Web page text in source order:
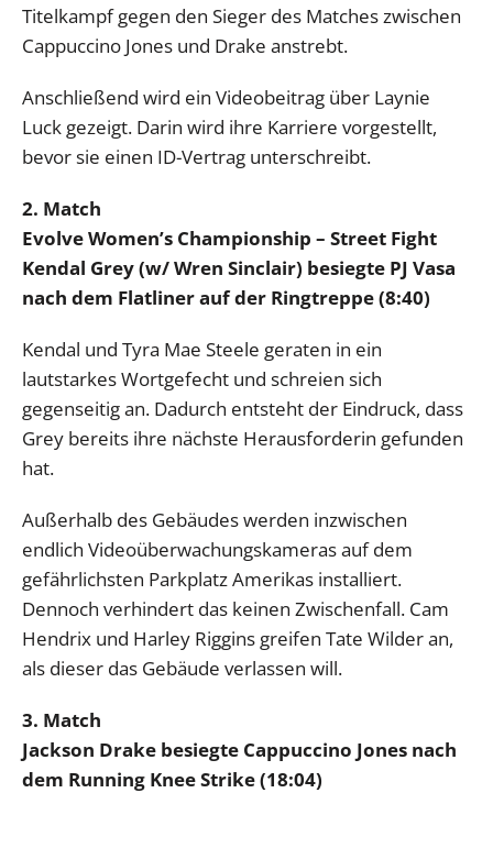
Titelkampf gegen den Sieger des Matches zwischen
Cappuccino Jones und Drake anstrebt.
Anschließend wird ein Videobeitrag über Laynie
Luck gezeigt. Darin wird ihre Karriere vorgestellt,
bevor sie einen ID-Vertrag unterschreibt.
2. Match
Evolve Women’s Championship – Street Fight
Kendal Grey (w/ Wren Sinclair) besiegte PJ Vasa
nach dem Flatliner auf der Ringtreppe (8:40)
Kendal und Tyra Mae Steele geraten in ein
lautstarkes Wortgefecht und schreien sich
gegenseitig an. Dadurch entsteht der Eindruck, dass
Grey bereits ihre nächste Herausforderin gefunden
hat.
Außerhalb des Gebäudes werden inzwischen
endlich Videoüberwachungskameras auf dem
gefährlichsten Parkplatz Amerikas installiert.
Dennoch verhindert das keinen Zwischenfall. Cam
Hendrix und Harley Riggins greifen Tate Wilder an,
als dieser das Gebäude verlassen will.
3. Match
Jackson Drake besiegte Cappuccino Jones nach
dem Running Knee Strike (18:04)